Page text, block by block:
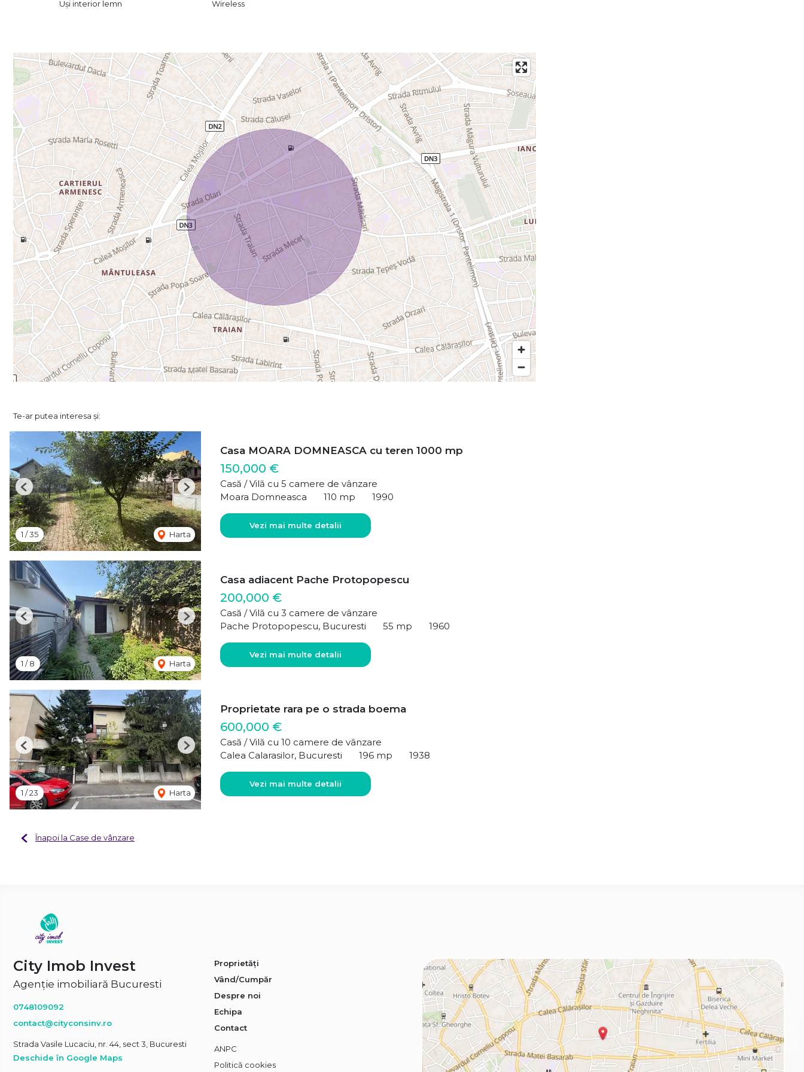
Uși interior lemn Wireless
Te-ar putea interesa și:
1 /35 Harta
Previous Next
Casa MOARA DOMNEASCA cu teren 1000 mp
150,000 €
Casă / Vilă cu 5 camere de vânzare
Moara Domneasca
110 mp 1990
Vezi mai multe detalii
1 /8 Harta
Previous Next
Casa adiacent Pache Protopopescu
200,000 €
Casă / Vilă cu 3 camere de vânzare
Pache Protopopescu, Bucuresti
55 mp 1960
Vezi mai multe detalii
1 /23 Harta
Previous Next
Proprietate rara pe o strada boema
600,000 €
Casă / Vilă cu 10 camere de vânzare
Calea Calarasilor, Bucuresti
196 mp 1938
Vezi mai multe detalii
Înapoi la Case de vânzare
City Imob Invest
Agenție imobiliară Bucuresti
0748109092
contact@cityconsinv.ro
Strada Vasile Lucaciu, nr. 44, sect 3, Bucuresti
Deschide în Google Maps
Proprietăți
Vând/Cumpăr
Despre noi
Echipa
Contact
ANPC
Politică cookies